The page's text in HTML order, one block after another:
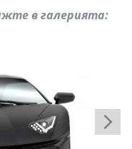
в галерията: